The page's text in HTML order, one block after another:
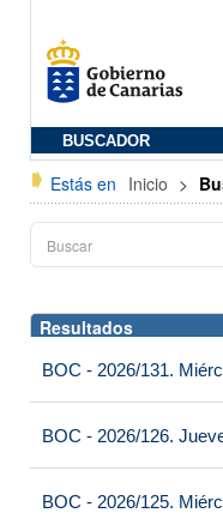
BUSCADOR
Estás en Inicio >
Resultados
BOC - 2026/131.
BOC - 2026/126.
BOC - 2026/125.